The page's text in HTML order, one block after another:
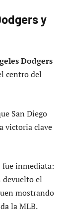
y
Dodgers
centro del
San Diego
victoria clave
fue inmediata:
devuelto el
mostrando
la MLB.